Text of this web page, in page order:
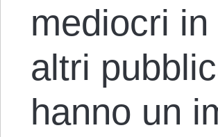
mediocri
altri
hanno un